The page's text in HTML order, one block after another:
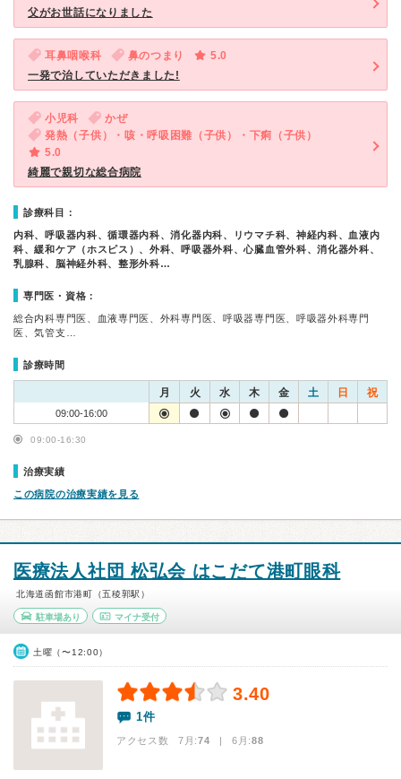
父がお世話になりました
耳鼻咽喉科 鼻のつまり
5.0
一発で治していただきました!
小児科
かぜ
発熱（子供）・咳・呼吸困難（子供）・下痢（子供）
5.0
綺麗で親切な総合病院
診療科目：
内科、呼吸器内科、循環器内科、消化器内科、リウマチ科、神経内科、血液内
科、緩和ケア（ホスピス）、外科、呼吸器外科、心臓血管外科、消化器外科、
乳腺科、脳神経外科、整形外科…
専門医・資格：
総合内科専門医、血液専門医、外科専門医、呼吸器専門医、呼吸器外科専門
医、気管支…
診療時間
月 火 水 木 金 土 日 祝
09:00-16:00
09:00-16:30
治療実績
この病院の治療実績を見る
医療法人社団 松弘会 はこだて港町眼科
北海道函館市港町（五稜郭駅）
駐車場あり マイナ受付
土曜（〜12:00）
3.40
1件
アクセス数 7月:74 | 6月:88